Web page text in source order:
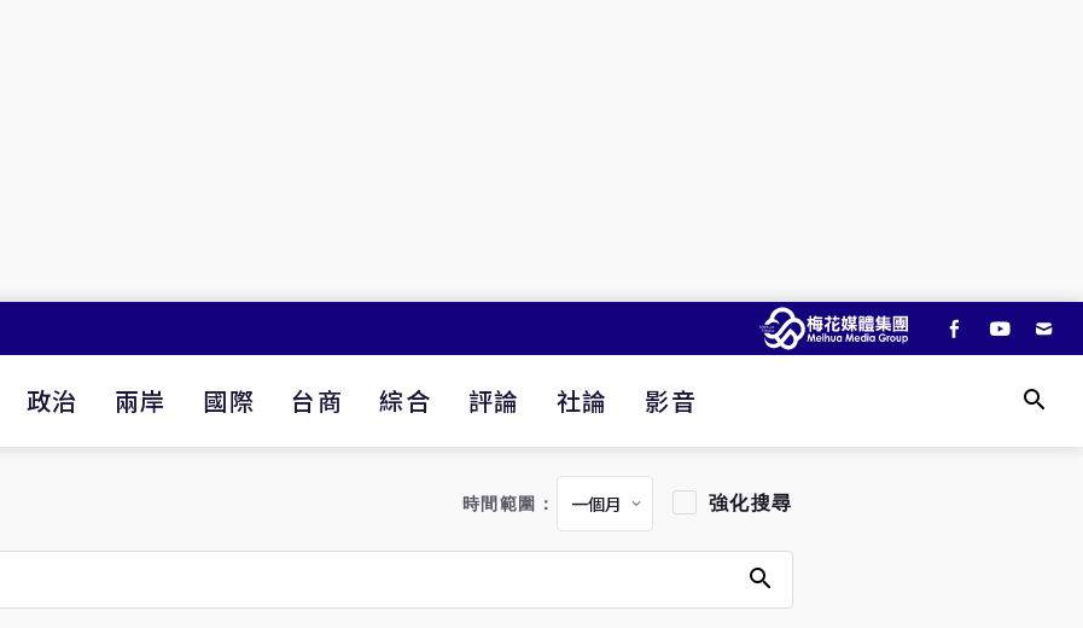
政治 兩岸 國際 台商 綜合 評論 社論 影音
時間範圍： 強化搜尋